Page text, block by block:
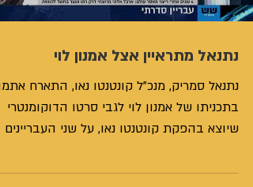
נתנאל מתראיין אצל אמנון לוי
נתנאל סמריק, מנכ"ל קונטנטו נאו, התארח
בתכניתו של אמנון לוי לגבי סרטו הדוקומנטרי
שיוצא בהפקת קונטנטו נאו, על שני העבריינים